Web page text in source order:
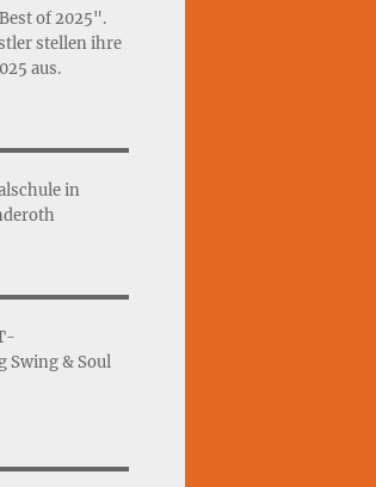
of 2025".
stellen ihre
aus.
in
Swing & Soul